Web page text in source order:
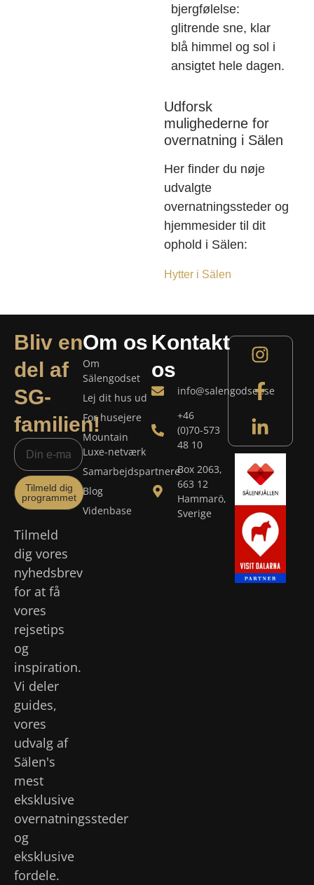
bjergfølelse:
glitrende sne, klar
blå himmel og sol i
ansigtet hele dagen.
Udforsk
mulighederne for
overnatning i Sälen
Her finder du nøje
udvalgte
overnatningssteder og
hjemmesider til dit
ophold i Sälen:
Hytter i Sälen
Bliv en
del af
SG-
familien!
Tilmeld dig
programmet
Tilmeld
dig vores
nyhedsbrev
for at få
vores
rejsetips
og
inspiration.
Vi deler
guides,
vores
udvalg af
Sälen's
mest
eksklusive
overnatningssteder
og
eksklusive
fordele.
Om os
Om
Sälengodset
Lej dit hus ud
For husejere
Mountain
Luxe-netværk
Samarbejdspartnere
Blog
Videnbase
Kontakt
os
info@salengodset.se
+46
(0)70-573
48 10
Box 2063,
663 12
Hammarö,
Sverige